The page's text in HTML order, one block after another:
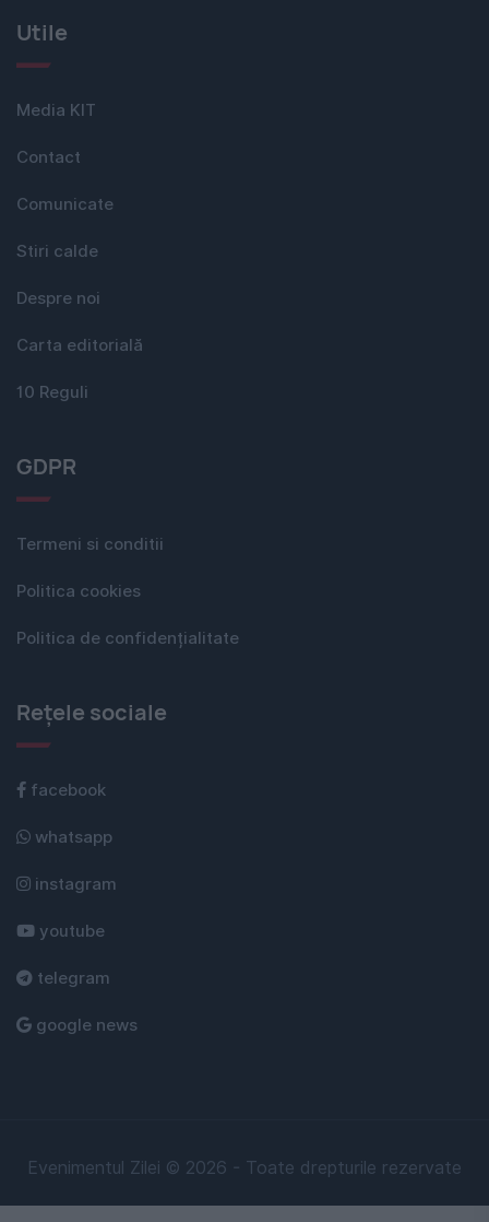
Utile
Media KIT
Contact
Comunicate
Stiri calde
Despre noi
Carta editorială
10 Reguli
GDPR
Termeni si conditii
Politica cookies
Politica de confidențialitate
Rețele sociale
facebook
whatsapp
instagram
youtube
telegram
google news
Evenimentul Zilei © 2026 - Toate drepturile rezervate